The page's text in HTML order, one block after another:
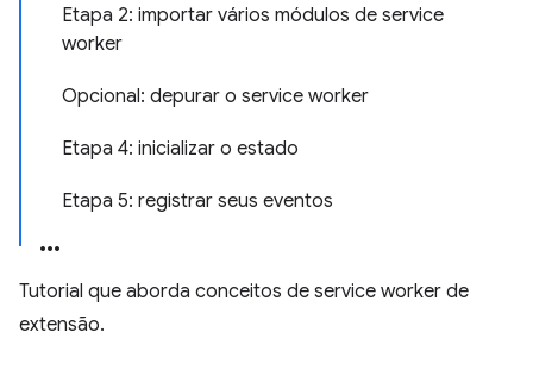
Etapa 2: importar vários módulos de service
worker
Opcional: depurar o service worker
Etapa 4: inicializar o estado
Etapa 5: registrar seus eventos
Tutorial que aborda conceitos de service worker de
extensão.